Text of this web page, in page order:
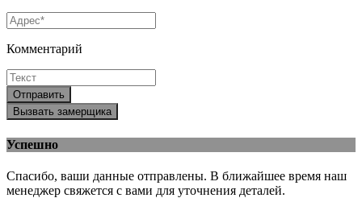
Комментарий
Отправить
Вызвать замерщика
Успешно
Спасибо, ваши данные отправлены. В ближайшее время наш
менеджер свяжется с вами для уточнения деталей.